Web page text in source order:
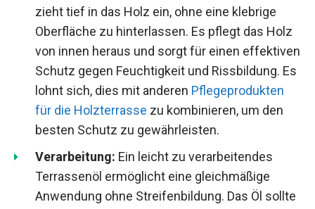
zieht tief in das Holz ein, ohne eine klebrige
Oberfläche zu hinterlassen. Es pflegt das Holz
von innen heraus und sorgt für einen effektiven
Schutz gegen Feuchtigkeit und Rissbildung. Es
lohnt sich, dies mit anderen Pflegeprodukten
für die Holzterrasse zu kombinieren, um den
besten Schutz zu gewährleisten.
Verarbeitung: Ein leicht zu verarbeitendes
Terrassenöl ermöglicht eine gleichmäßige
Anwendung ohne Streifenbildung. Das Öl sollte